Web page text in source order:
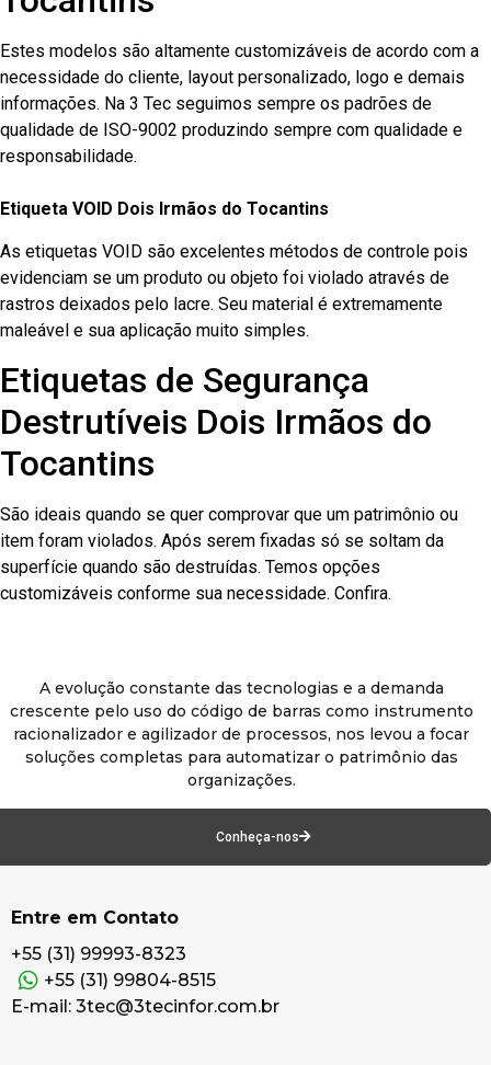
Estes modelos são altamente customizáveis de acordo com a
necessidade do cliente, layout personalizado, logo e demais
informações. Na 3 Tec seguimos sempre os padrões de
qualidade de ISO-9002 produzindo sempre com qualidade e
responsabilidade.
Etiqueta VOID Dois Irmãos do Tocantins
As etiquetas VOID são excelentes métodos de controle pois
evidenciam se um produto ou objeto foi violado através de
rastros deixados pelo lacre. Seu material é extremamente
maleável e sua aplicação muito simples.
Etiquetas de Segurança
Destrutíveis Dois Irmãos do
Tocantins
São ideais quando se quer comprovar que um patrimônio ou
item foram violados. Após serem fixadas só se soltam da
superfície quando são destruídas. Temos opções
customizáveis conforme sua necessidade. Confira.
A evolução constante das tecnologias e a demanda
crescente pelo uso do código de barras como instrumento
racionalizador e agilizador de processos, nos levou a focar
soluções completas para automatizar o patrimônio das
organizações.
Conheça-nos
Entre em Contato
+55 (31) 99993-8323
+55 (31) 99804-8515
E-mail: 3tec@3tecinfor.com.br